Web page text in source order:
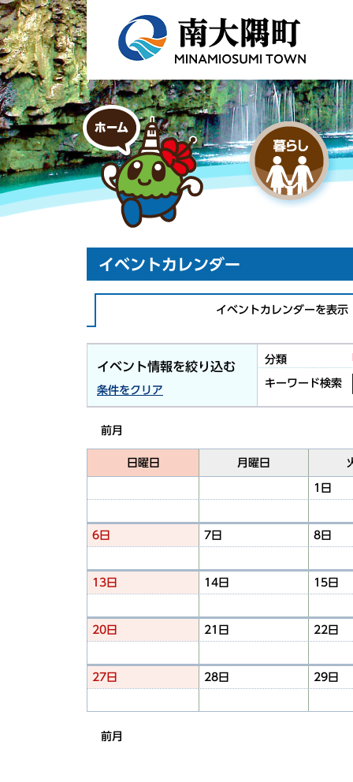
イベントカレンダー
イベントカレンダーを表示
イベント情報を絞り込む
条件をクリア
分類
キーワード検索
前月
日曜日 月曜日
1日
6日 7日 8日
13日 14日 15日
20日 21日 22日
27日 28日 29日
前月